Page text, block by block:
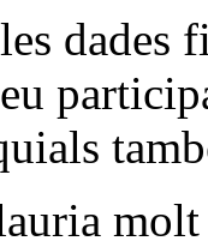
dades